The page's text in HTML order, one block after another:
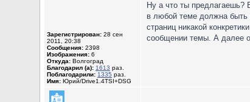
Зарегистрирован: 28 сен
2011, 20:38
Сообщения: 2398
Изображения: 6
Откуда: Волгоград
Благодарил (а): 1613 раз.
Поблагодарили: 1335 раз.
Имя: Юрий/Drive1.4TSI+DSG
Ну а что ты предлагаешь?
в любой теме должна быть
страниц никакой
сообщении темы. А далее